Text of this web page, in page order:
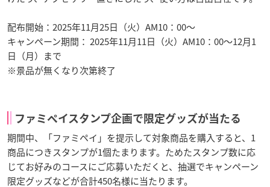
配布開始：2025年11月25日（火）AM10：00〜
キャンペーン期間： 2025年11月11日（火）AM10：00〜12月1
日（月）まで
※景品が無くなり次第終了
ファミペイスタンプ企画で限定グッズが当たる
期間中、「ファミペイ」を提示して対象商品を購入すると、1
商品につきスタンプが1個たまります。ためたスタンプ数に応
じてお好みのコースにご応募いただくと、抽選でキャンペーン
限定グッズなどが合計450名様に当たります。